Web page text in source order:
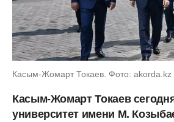
Касым-Жомарт Токаев. Фото: akorda.kz
Касым-Жомарт Токаев
университет имени М.